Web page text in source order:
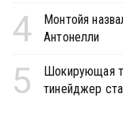
4
Монтойя
Антонелли
5
Шокирующая
тинейджер